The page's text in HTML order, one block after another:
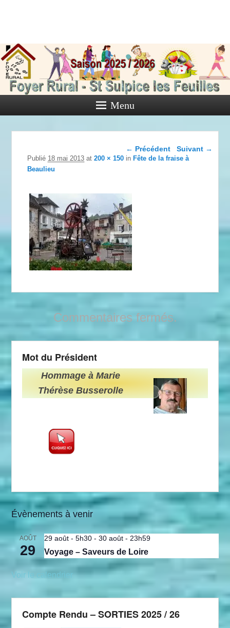
de Saint
Sulpice les
Feuilles
Activités diverses de l'Association
Menu
Navigation dans les
images
← Précédent Suivant →
Publié 18 mai 2013 at200 × 150 inFête de la fraise à
Beaulieu
Commentaires fermés.
Mot du Président
Hommage à Marie
Thérèse Busserolle
Évènements à venir
AOÛT
29
29 août - 5h30 -30 août - 23h59
Voyage – Saveurs de Loire
Voir le calendrier
Compte Rendu – SORTIES 2025 / 26